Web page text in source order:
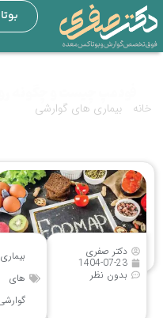
خانه بیماری های گوارشی
دکتر صفری
1404-07-23
بدون نظر
بیماری
های